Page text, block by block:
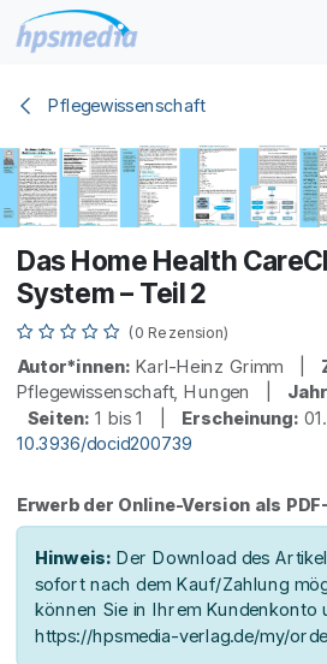
Zum Inhalt springen
Pflegewissenschaft
Das Home Health
System – Teil 2
(0 Rezension)
Autor*innen: Karl-Heinz Grimm |
Pflegewissenschaft, Hungen |
Seiten: 1 bis 1 | Erscheinung:
10.3936/docid200739
Erwerb der Online-Version als
Hinweis: Der Download des
sofort nach dem Kauf/Zahlung
können Sie in Ihrem Kundenkonto
https://hpsmedia-verlag.de/my/